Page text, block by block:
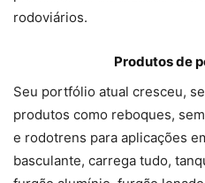
rodoviários.
Produtos de
Seu portfólio atual cresceu,
produtos como reboques,
e rodotrens para aplicações
basculante, carrega tudo,